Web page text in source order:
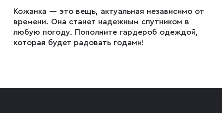
Кожанка — это вещь, актуальная независимо от
времени. Она станет надежным спутником в
любую погоду. Пополните гардероб одеждой,
которая будет радовать годами!